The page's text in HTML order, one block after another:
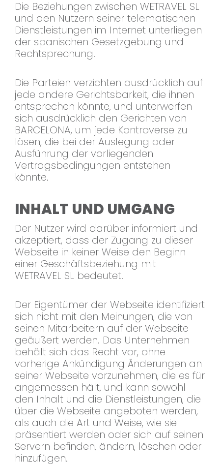
Die Beziehungen zwischen WETRAVEL SL
und den Nutzern seiner telematischen
Dienstleistungen im Internet unterliegen
der spanischen Gesetzgebung und
Rechtsprechung.
Die Parteien verzichten ausdrücklich auf
jede andere Gerichtsbarkeit, die ihnen
entsprechen könnte, und unterwerfen
sich ausdrücklich den Gerichten von
BARCELONA, um jede Kontroverse zu
lösen, die bei der Auslegung oder
Ausführung der vorliegenden
Vertragsbedingungen entstehen
könnte.
INHALT UND UMGANG
Der Nutzer wird darüber informiert und
akzeptiert, dass der Zugang zu dieser
Webseite in keiner Weise den Beginn
einer Geschäftsbeziehung mit
WETRAVEL SL bedeutet.
Der Eigentümer der Webseite identifiziert
sich nicht mit den Meinungen, die von
seinen Mitarbeitern auf der Webseite
geäußert werden. Das Unternehmen
behält sich das Recht vor, ohne
vorherige Ankündigung Änderungen an
seiner Webseite vorzunehmen, die es für
angemessen hält, und kann sowohl
den Inhalt und die Dienstleistungen, die
über die Webseite angeboten werden,
als auch die Art und Weise, wie sie
präsentiert werden oder sich auf seinen
Servern befinden, ändern, löschen oder
hinzufügen.